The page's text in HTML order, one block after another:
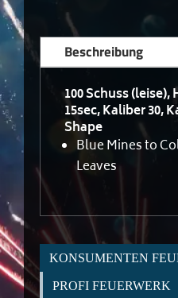
Beschreibung
100 Schuss (leise),
15sec, Kaliber 30,
Shape
Blue Mines to
Leaves
KONSUMENTEN
PROFI FEUERWERK